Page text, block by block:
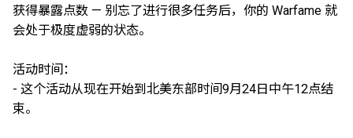
获得暴露点数 — 别忘了进行很多任务后，你的 Warfame 就
会处于极度虚弱的状态。
活动时间：
- 这个活动从现在开始到北美东部时间9月24日中午12点结
束。